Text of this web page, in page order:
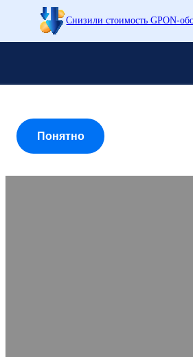
Понятно
Понятно
Снизили стоимость GPON-